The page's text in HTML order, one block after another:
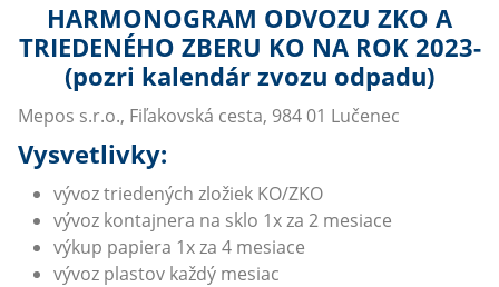
HARMONOGRAM ODVOZU ZKO A
TRIEDENÉHO ZBERU KO NA ROK 2023-
(pozri kalendár zvozu odpadu)
Mepos s.r.o., Fiľakovská cesta, 984 01 Lučenec
Vysvetlivky:
vývoz triedených zložiek KO/ZKO
vývoz kontajnera na sklo 1x za 2 mesiace
výkup papiera 1x za 4 mesiace
vývoz plastov každý mesiac